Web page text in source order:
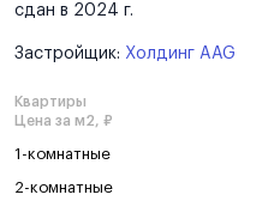
сдан в 2024 г.
Застройщик: Холдинг AAG
Квартиры
Цена за м2, ₽
1-комнатные
2-комнатные